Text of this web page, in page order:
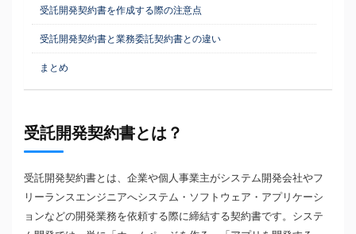
受託開発契約書を作成する際の注意点
受託開発契約書と業務委託契約書との違い
まとめ
受託開発契約書とは？
受託開発契約書とは、企業や個人事業主がシステム開発会社やフ
リーランスエンジニアへシステム・ソフトウェア・アプリケーシ
ョンなどの開発業務を依頼する際に締結する契約書です。システ